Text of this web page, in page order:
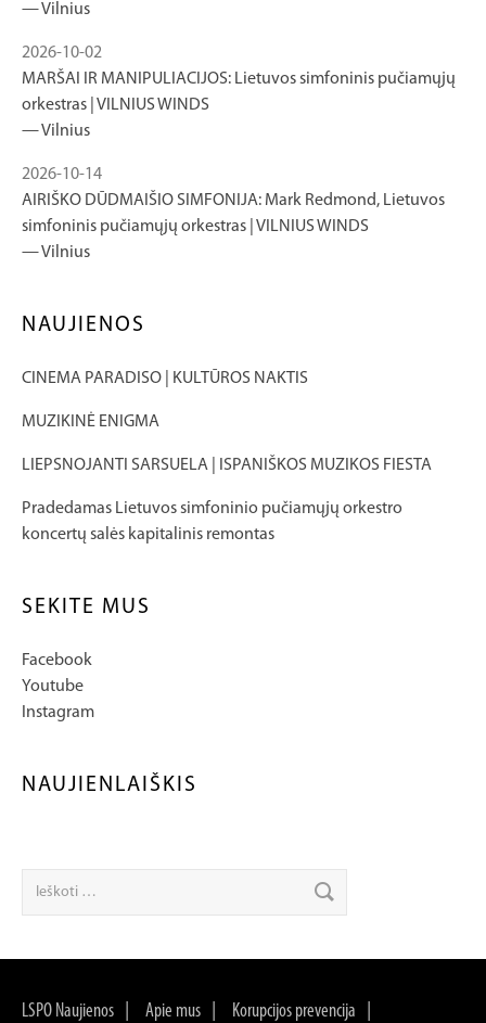
Vilnius
MARŠAI IR MANIPULIACIJOS: Lietuvos simfoninis pučiamųjų
orkestras | VILNIUS WINDS
Vilnius
2026-10-02
AIRIŠKO DŪDMAIŠIO SIMFONIJA: Mark Redmond, Lietuvos
simfoninis pučiamųjų orkestras | VILNIUS WINDS
Vilnius
2026-10-14
NAUJIENOS
CINEMA PARADISO | KULTŪROS NAKTIS
MUZIKINĖ ENIGMA
LIEPSNOJANTI SARSUELA | ISPANIŠKOS MUZIKOS FIESTA
Pradedamas Lietuvos simfoninio pučiamųjų orkestro
koncertų salės kapitalinis remontas
SEKITE MUS
Facebook
Youtube
Instagram
NAUJIENLAIŠKIS
LSPO Naujienos Apie mus Korupcijos prevencija